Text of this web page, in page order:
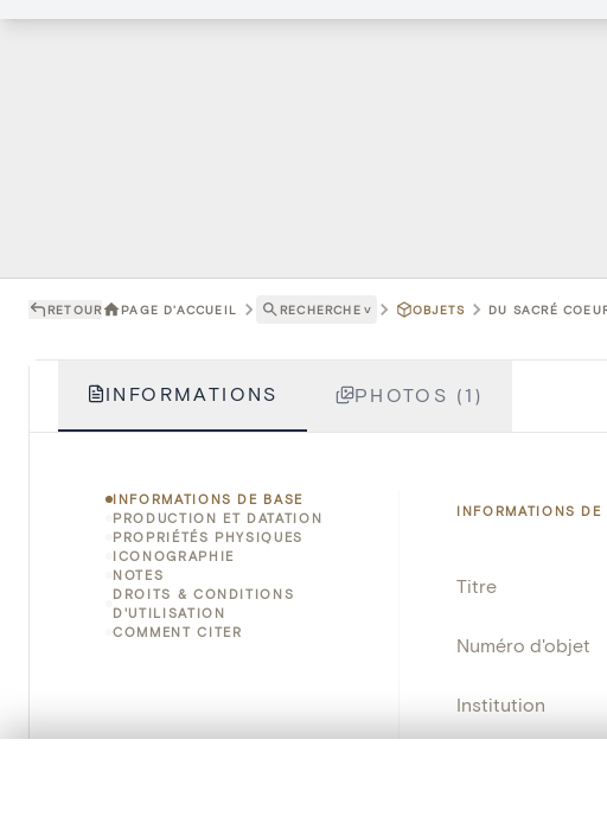
RETOUR PAGE D'ACCUEIL RECHERCHE ˅ OBJETS DU SACRÉ
INFORMATIONS PHOTOS (1)
INFORMATIONS DE BASE
PRODUCTION ET DATATION
PROPRIÉTÉS PHYSIQUES
ICONOGRAPHIE
NOTES
DROITS & CONDITIONS
D'UTILISATION
COMMENT CITER
INFORMATIONS DE
Titre
Numéro d'objet
Institution